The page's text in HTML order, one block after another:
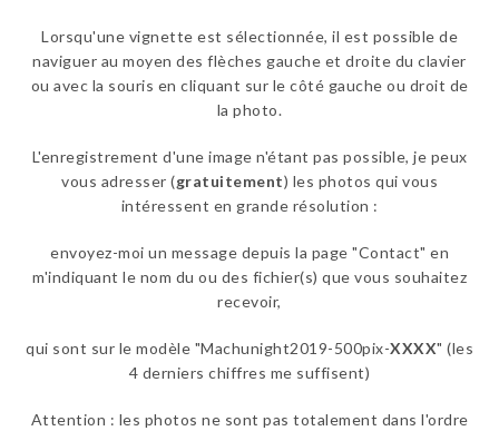
Lorsqu'une vignette est sélectionnée, il est possible de
naviguer au moyen des flèches gauche et droite du clavier
ou avec la souris en cliquant sur le côté gauche ou droit de
la photo.
L'enregistrement d'une image n'étant pas possible, je peux
vous adresser (gratuitement) les photos qui vous
intéressent en grande résolution :
envoyez-moi un message depuis la page "Contact" en
m'indiquant le nom du ou des fichier(s) que vous souhaitez
recevoir,
qui sont sur le modèle "Machunight2019-500pix-XXXX" (les
4 derniers chiffres me suffisent)
Attention : les photos ne sont pas totalement dans l'ordre